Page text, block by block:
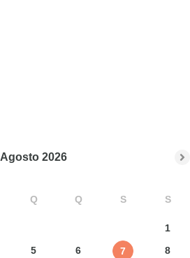
Agosto 2026
Q Q S S
1
5 6 7
8